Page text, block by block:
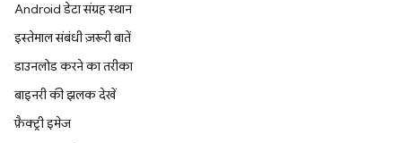
Android डेटा संग्रह स्थान
इस्तेमाल संबंधी ज़रूरी बातें
डाउनलोड करने का तरीका
बाइनरी की झलक देखें
फ़ैक्ट्री इमेज